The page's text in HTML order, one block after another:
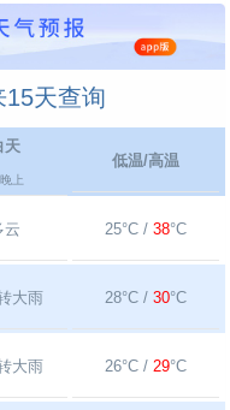
天查询
天
上
低温/高温
云 25°C / 38°C
大雨 28°C / 30°C
大雨 26°C / 29°C